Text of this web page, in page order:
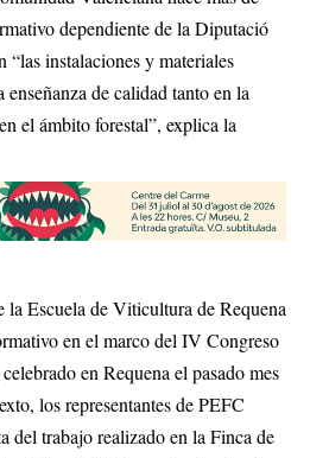
dependiente de la Diputació
“las instalaciones y materiales
enseñanza de calidad tanto en la
el ámbito forestal”, explica la
la Escuela de Viticultura de Requena
en el marco del IV Congreso
en Requena el pasado mes
los representantes de PEFC
del trabajo realizado en la Finca de